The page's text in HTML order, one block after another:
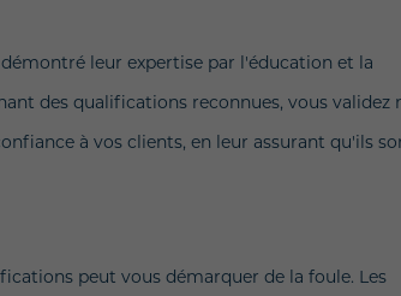
leur expertise par l'éducation et la
des qualifications reconnues, vous validez
à vos clients, en leur assurant qu'ils
peut vous démarquer de la foule. Les